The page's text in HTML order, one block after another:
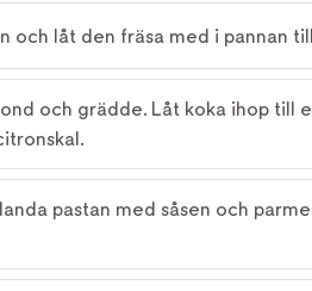
och låt den fräsa med i pannan
och grädde. Låt koka ihop till
pastan med såsen och